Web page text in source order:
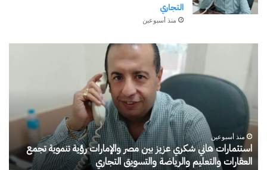
التجاري
منذ أسبوعين
تجمع
يكتب:
المستقبل
بفكرة
منذ 17 ساعة
طلال أبوغزاله يكتب: المستقبل يبدأ بفكرة